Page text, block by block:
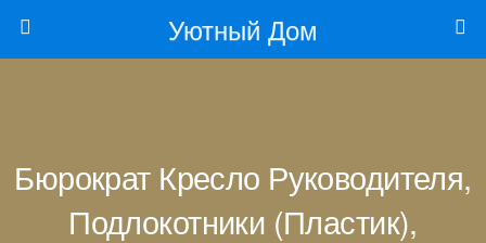
Уютный Дом
Бюрократ Кресло Руководителя,
Подлокотники (пластик),